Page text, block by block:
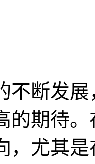
断发展
的期待
，尤其